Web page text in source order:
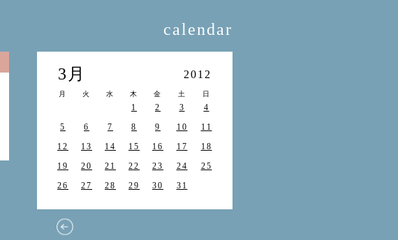
calendar
3月 2012
月 火 水 木 金 土 日
1 2 3
4
5
6 7 8 9 10
11
12
13 14 15 16 17
18
19
20 21 22 23 24
25
26
27 28 29 30 31